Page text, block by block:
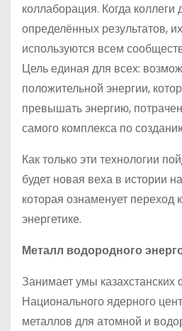
коллаборация. Когда коллеги
определённых результатов,
используются всем
Цель единая для всех:
положительной энергии,
превышать энергию,
самого комплекса по
Как только эти технологии
будет новая веха в истории
которая ознаменует переход
энергетике.
Металл водородного
Занимает умы казахстанских
Национального ядерного
металлов для атомной и